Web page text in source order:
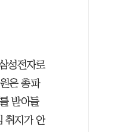
성전자로
은 총파
받아들
취지가 안